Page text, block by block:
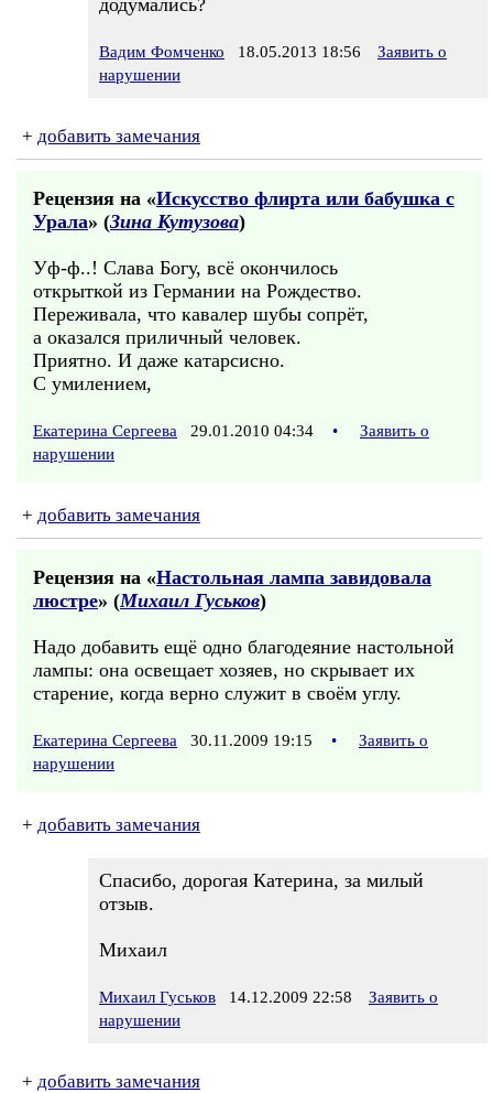
додумались?
Вадим Фомченко 18.05.2013 18:56
Заявить о
нарушении
+ добавить замечания
Рецензия на «Искусство флирта или бабушка с
Урала» (Зина Кутузова)
Уф-ф..! Слава Богу, всё окончилось
открыткой из Германии на Рождество.
Переживала, что кавалер шубы сопрёт,
а оказался приличный человек.
Приятно. И даже катарсисно.
С умилением,
Екатерина Сергеева 29.01.2010 04:34 •
Заявить о
нарушении
+ добавить замечания
Рецензия на «Настольная лампа завидовала
люстре» (Михаил Гуськов)
Надо добавить ещё одно благодеяние настольной
лампы: она освещает хозяев, но скрывает их
старение, когда верно служит в своём углу.
Екатерина Сергеева 30.11.2009 19:15 •
Заявить о
нарушении
+ добавить замечания
Спасибо, дорогая Катерина, за милый
отзыв.
Михаил
Михаил Гуськов 14.12.2009 22:58
Заявить о
нарушении
+ добавить замечания